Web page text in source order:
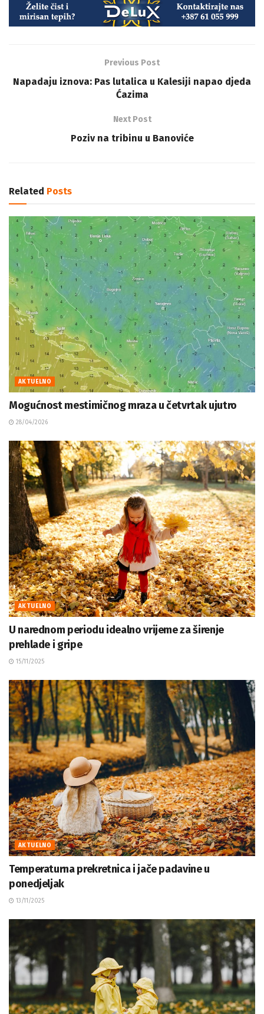
Previous Post
Napadaju iznova: Pas lutalica u Kalesiji napao djeda
Ćazima
Next Post
Poziv na tribinu u Banoviće
Related Posts
AKTUELNO
Mogućnost mestimičnog mraza u četvrtak ujutro
28/04/2026
AKTUELNO
U narednom periodu idealno vrijeme za širenje
prehlade i gripe
15/11/2025
AKTUELNO
Temperaturna prekretnica i jače padavine u
ponedjeljak
13/11/2025